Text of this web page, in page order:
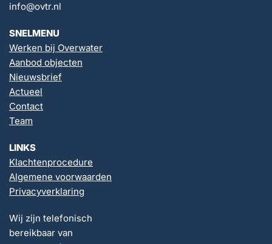
info@ovtr.nl
SNELMENU
Werken bij Overwater
Aanbod objecten
Nieuwsbrief
Actueel
Contact
Team
LINKS
Klachtenprocedure
Algemene voorwaarden
Privacyverklaring
Wij zijn telefonisch
bereikbaar van